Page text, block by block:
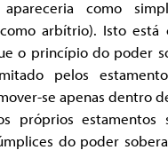
como
arbítrio). Isto está
o princípio do poder
pelos
se apenas dentro
próprios estamentos
do poder